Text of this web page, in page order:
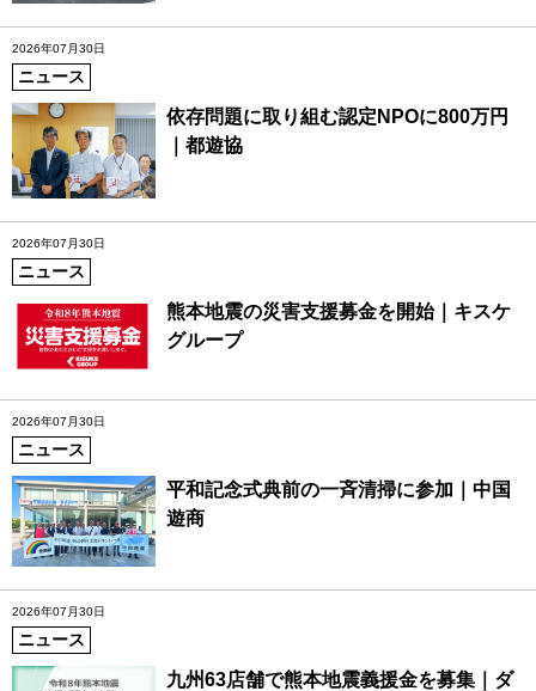
2026年07月30日
ニュース
依存問題に取り組む認定NPOに800万円
｜都遊協
2026年07月30日
ニュース
熊本地震の災害支援募金を開始｜キスケ
グループ
2026年07月30日
ニュース
平和記念式典前の一斉清掃に参加｜中国
遊商
2026年07月30日
ニュース
九州63店舗で熊本地震義援金を募集｜ダ